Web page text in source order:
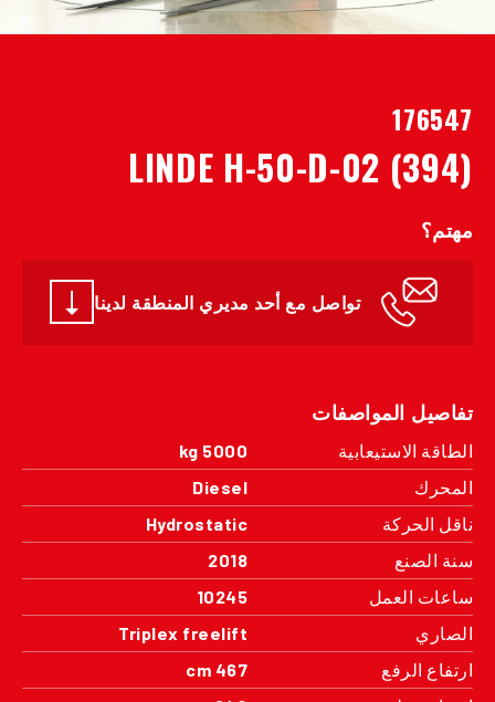
176547
LINDE H-50-D-02 (394)
مهتم؟
تواصل مع أحد مديري المنطقة لدينا
تفاصيل المواصفات
الطاقة الاستيعابية
5000 kg
المحرك
Diesel
ناقل الحركة
Hydrostatic
سنة الصنع
2018
ساعات العمل
10245
الصاري
Triplex freelift
ارتفاع الرفع
467 cm